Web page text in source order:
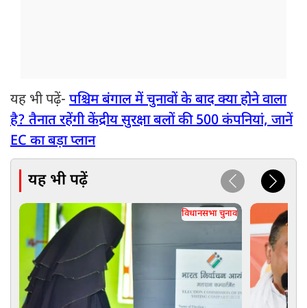
यह भी पढ़ें- पश्चिम बंगाल में चुनावों के बाद क्या होने वाला
है? तैनात रहेंगी केंद्रीय सुरक्षा बलों की 500 कंपनियां, जानें
EC का बड़ा प्लान
यह भी पढ़ें
विधानसभा चुनाव